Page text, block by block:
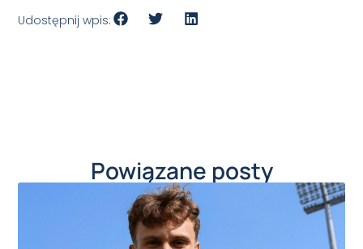
Udostępnij wpis:
Powiązane posty